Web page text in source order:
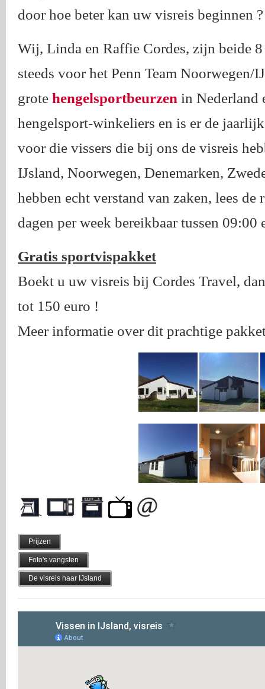
door hoe beter kan uw visreis beginnen ?
Wij, Linda en Raffie Cordes, zijn beide
steeds voor het Penn Team
grote hengelsportbeurzen in Nederland
hengelsport-winkeliers en is er de
voor die vissers die bij ons de visreis
IJsland, Noorwegen, Denemarken,
hebben echt verstand van zaken, lees de
dagen per week bereikbaar tussen
Gratis sportvispakket
Boekt u uw visreis bij Cordes Travel,
tot 150 euro !
Meer informatie over dit prachtige
Prijzen
Foto's vangsten
De visreis naar IJsland